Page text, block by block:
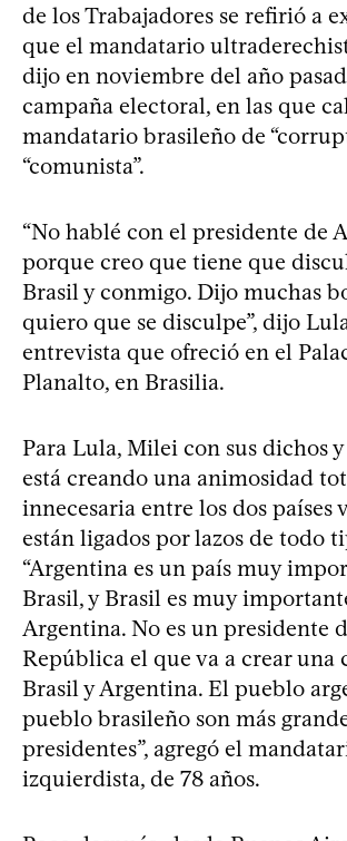
de los Trabajadores se refirió a
que el mandatario
dijo en noviembre del año
campaña electoral, en las que
mandatario brasileño de
“comunista”.
“No hablé con el presidente de
porque creo que tiene que
Brasil y conmigo. Dijo muchas
quiero que se disculpe”, dijo
entrevista que ofreció en el
Planalto, en Brasilia.
Para Lula, Milei con sus dichos
está creando una animosidad
innecesaria entre los dos países
están ligados por lazos de todo
“Argentina es un país muy
Brasil, y Brasil es muy
Argentina. No es un presidente
República el que va a crear una
Brasil y Argentina. El pueblo
pueblo brasileño son más
presidentes”, agregó el
izquierdista, de 78 años.